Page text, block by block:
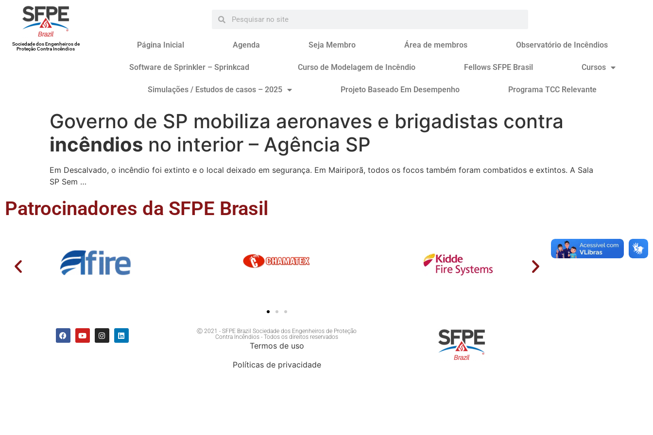
Sociedade dos Engenheiros de
Proteção Contra Incêndios
Página Inicial Agenda Seja Membro Área de membros Observatório de Incêndios
Software de Sprinkler – Sprinkcad Curso de Modelagem de Incêndio Fellows SFPE Brasil Cursos
Simulações / Estudos de casos – 2025 Projeto Baseado Em Desempenho Programa TCC Relevante
Governo de SP mobiliza aeronaves e brigadistas contra
incêndios no interior – Agência SP
Em Descalvado, o incêndio foi extinto e o local deixado em segurança. Em Mairiporã, todos os focos também foram combatidos e extintos. A Sala
SP Sem …
Patrocinadores da SFPE Brasil
Ⓒ 2021 - SFPE Brazil Sociedade dos Engenheiros de Proteção
Contra Incêndios - Todos os direitos reservados
Termos de uso
Políticas de privacidade